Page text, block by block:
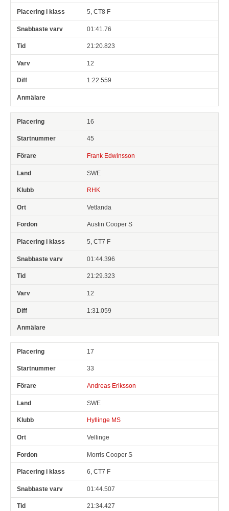
5, CT8 F
01:41.76
21:20.823
12
1:22.559
16
45
Frank Edwinsson
SWE
RHK
Vetlanda
Austin Cooper S
5, CT7 F
01:44.396
21:29.323
12
1:31.059
17
33
Andreas Eriksson
SWE
Hyllinge MS
Vellinge
Morris Cooper S
6, CT7 F
01:44.507
21:34.427